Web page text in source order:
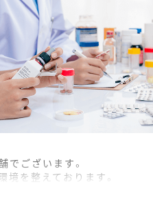
ございます。
を整えております。